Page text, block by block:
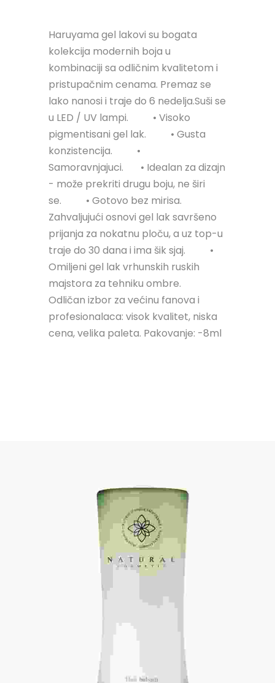
Haruyama gel lakovi su bogata
kolekcija modernih boja u
kombinaciji sa odličnim kvalitetom i
pristupačnim cenama. Premaz se
lako nanosi i traje do 6 nedelja.Suši se
u LED / UV lampi.⠀⠀⠀ • Visoko
pigmentisani gel lak.⠀⠀⠀ • Gusta
konzistencija.⠀⠀⠀ •
Samoravnjajuci.⠀⠀ • Idealan za dizajn
- može prekriti drugu boju, ne širi
se.⠀⠀⠀ • Gotovo bez mirisa.
Zahvaljujući osnovi gel lak savršeno
prijanja za nokatnu ploču, a uz top-u
traje do 30 dana i ima šik sjaj.⠀⠀⠀ •
Omiljeni gel lak vrhunskih ruskih
majstora za tehniku ombre.⠀⠀ ⠀⠀
Odličan izbor za većinu fanova i
profesionalaca: visok kvalitet, niska
cena, velika paleta. Pakovanje: -8ml